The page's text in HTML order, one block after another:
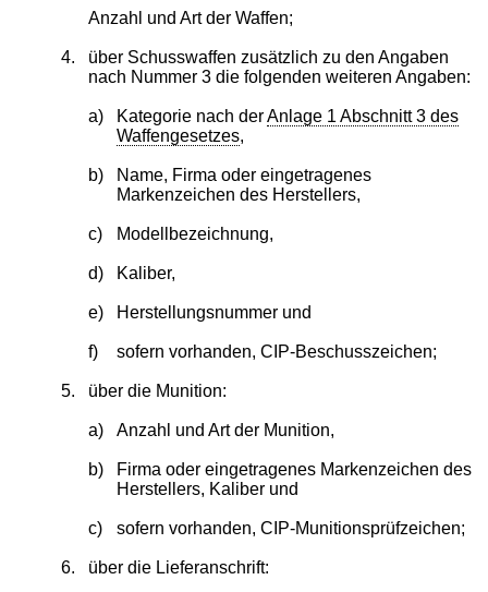
Anzahl und Art der Waffen;
4.
über Schusswaffen zusätzlich zu den Angaben
nach Nummer 3 die folgenden weiteren Angaben:
a) Kategorie nach derAnlage 1 Abschnitt 3 des
Waffengesetzes,
b)
Name, Firma oder eingetragenes
Markenzeichen des Herstellers,
c) Modellbezeichnung,
d) Kaliber,
e) Herstellungsnummer und
f) sofern vorhanden, CIP-Beschusszeichen;
5. über die Munition:
a) Anzahl und Art der Munition,
b)
Firma oder eingetragenes Markenzeichen des
Herstellers, Kaliber und
c) sofern vorhanden, CIP-Munitionsprüfzeichen;
6. über die Lieferanschrift: